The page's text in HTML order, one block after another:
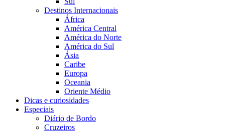
Destinos Internacionais
África
América Central
América do Norte
América do Sul
Ásia
Caribe
Europa
Oceania
Oriente Médio
Dicas e curiosidades
Especiais
Diário de Bordo
Cruzeiros